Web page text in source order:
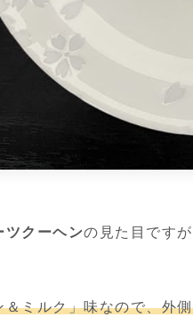
ツクーヘンの見た目です
＆ミルク」味なので、外